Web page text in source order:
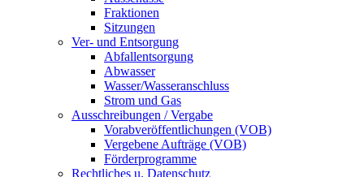
Fraktionen
Sitzungen
Ver- und Entsorgung
Abfallentsorgung
Abwasser
Wasser/Wasseranschluss
Strom und Gas
Ausschreibungen / Vergabe
Vorabveröffentlichungen (VOB)
Vergebene Aufträge (VOB)
Förderprogramme
Rechtliches u. Datenschutz